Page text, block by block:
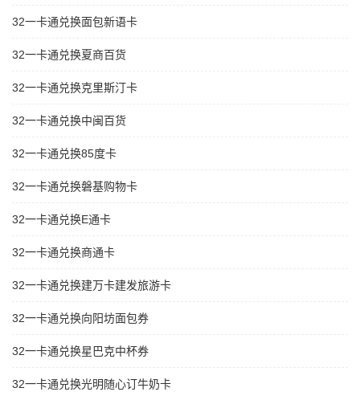
32一卡通兑换面包新语卡
32一卡通兑换夏商百货
32一卡通兑换克里斯汀卡
32一卡通兑换中闽百货
32一卡通兑换85度卡
32一卡通兑换磐基购物卡
32一卡通兑换E通卡
32一卡通兑换商通卡
32一卡通兑换建万卡建发旅游卡
32一卡通兑换向阳坊面包券
32一卡通兑换星巴克中杯券
32一卡通兑换光明随心订牛奶卡